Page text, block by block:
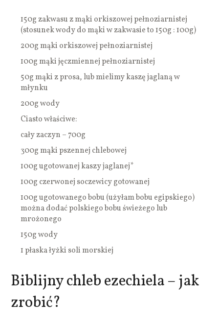
150g zakwasu z mąki orkiszowej pełnoziarnistej
(stosunek wody do mąki w zakwasie to 150g : 100g)
200g mąki orkiszowej pełnoziarnistej
100g mąki jęczmiennej pełnoziarnistej
50g mąki z prosa, lub mielimy kaszę jaglaną w
młynku
200g wody
Ciasto właściwe:
cały zaczyn – 700g
300g mąki pszennej chlebowej
100g ugotowanej kaszy jaglanej*
100g czerwonej soczewicy gotowanej
100g ugotowanego bobu (użyłam bobu egipskiego)
można dodać polskiego bobu świeżego lub
mrożonego
150g wody
1 płaska łyżki soli morskiej
Biblijny chleb ezechiela – jak
zrobić?